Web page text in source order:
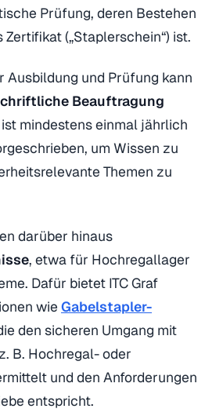
Prüfung, deren Bestehen
(„Staplerschein“) ist.
Ausbildung und Prüfung kann
Beauftragung
mindestens einmal jährlich
um Wissen zu
Themen zu
darüber hinaus
, etwa für Hochregallager
Dafür bietet ITC Graf
wie Gabelstapler-
den sicheren Umgang mit
B. Hochregal- oder
und den Anforderungen
entspricht.